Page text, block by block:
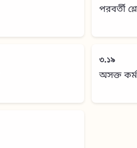
পরবর্তী
৩.১৯
অসক্ত কর্ম